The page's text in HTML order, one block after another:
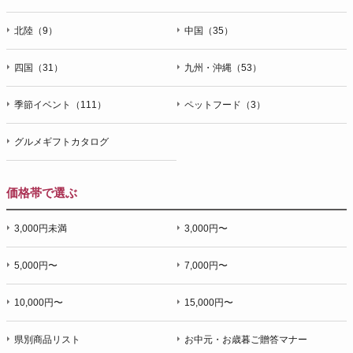
北陸（9） 中国（35）
四国（31） 九州・沖縄（53）
季節イベント（111） ペットフード（3）
グルメギフトカタログ
価格帯で選ぶ
3,000円未満 3,000円〜
5,000円〜 7,000円〜
10,000円〜 15,000円〜
県別商品リスト お中元・お歳暮ご贈答マナー